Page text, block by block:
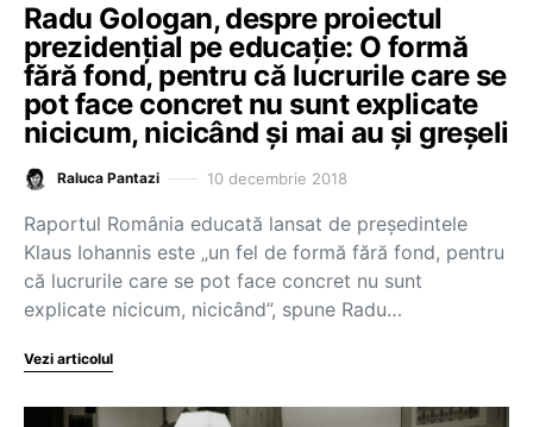
Radu Gologan, despre proiectul
prezidențial pe educație: O formă
fără fond, pentru că lucrurile care se
pot face concret nu sunt explicate
nicicum, nicicând și mai au și greșeli
Raluca Pantazi 10 decembrie 2018
Raportul România educată lansat de președintele
Klaus Iohannis este „un fel de formă fără fond, pentru
că lucrurile care se pot face concret nu sunt
explicate nicicum, nicicând”, spune Radu…
Vezi articolul